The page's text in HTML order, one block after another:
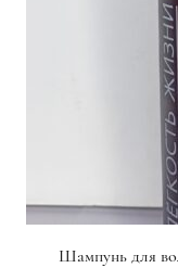
Шампунь для